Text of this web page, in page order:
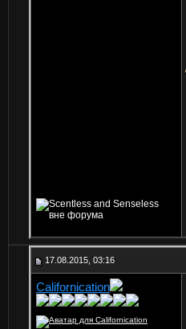
17.08.2015, 03:16
Californication